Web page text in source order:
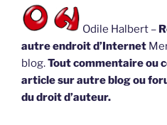
Odile Halbert –
autre endroit d’Internet
blog.Tout commentaire ou
article sur autre blog ou
du droit d’auteur.